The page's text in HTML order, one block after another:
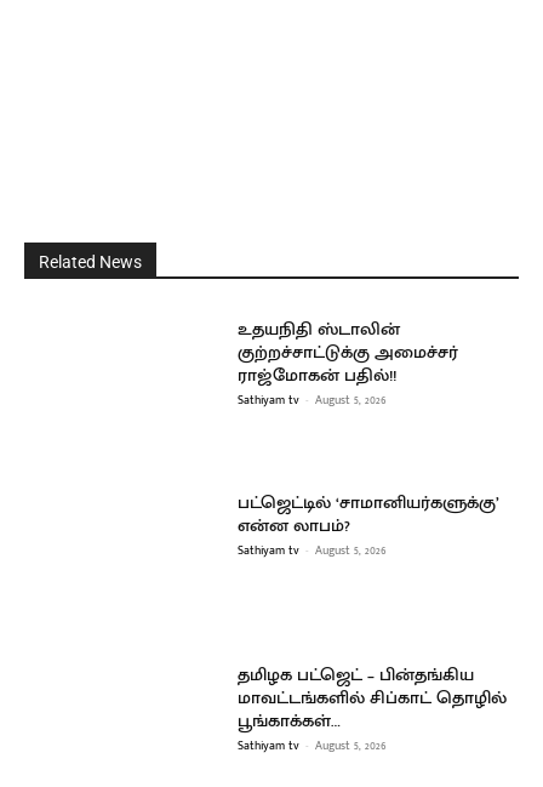
Related News
உதயநிதி ஸ்டாலின்
குற்றச்சாட்டுக்கு அமைச்சர்
ராஜ்மோகன் பதில்!!
Sathiyam tv - August 5, 2026
பட்ஜெட்டில் ‘சாமானியர்களுக்கு’
என்ன லாபம்?
Sathiyam tv - August 5, 2026
தமிழக பட்ஜெட் – பின்தங்கிய
மாவட்டங்களில் சிப்காட் தொழில்
பூங்காக்கள்…
Sathiyam tv - August 5, 2026